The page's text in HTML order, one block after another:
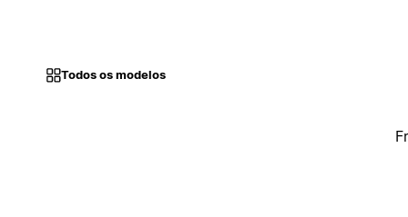
Todos os modelos